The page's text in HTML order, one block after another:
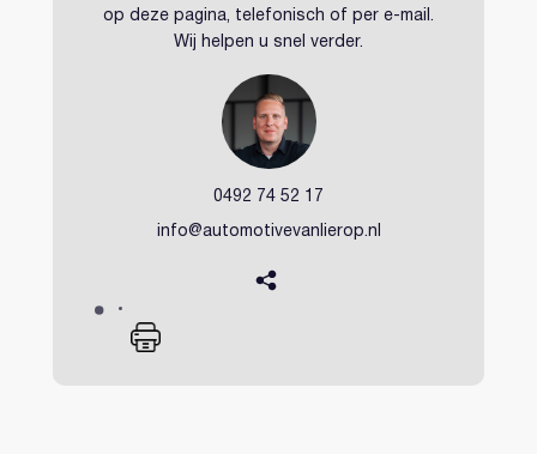
op deze pagina, telefonisch of per e-mail.
Wij helpen u snel verder.
0492 74 52 17
info@automotivevanlierop.nl